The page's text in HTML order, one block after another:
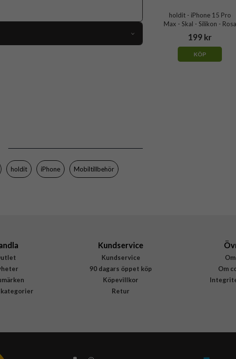
holdit - iPhone 15 Pro
Max - Skal - Silikon - Rosa
199 kr
KÖP
16006
7330985160066
holdit iPhone Mobiltillbehör
Kundservice
Kundservice
90 dagars öppet köp
Köpevillkor
Retur
Om